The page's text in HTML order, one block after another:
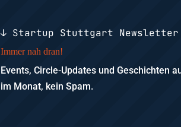
↓ Startup Stuttgart Newsletter
Immer nah dran!
Events, Circle-Updates und Geschichten
im Monat, kein Spam.